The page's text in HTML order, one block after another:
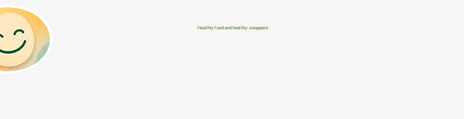
Healthy food and healthy swappers